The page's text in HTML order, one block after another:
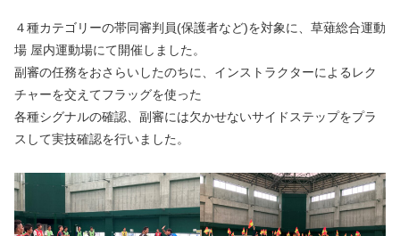
４種カテゴリーの帯同審判員(保護者など)を対象に、草薙総合運動
場 屋内運動場にて開催しました。
副審の任務をおさらいしたのちに、インストラクターによるレク
チャーを交えてフラッグを使った
各種シグナルの確認、副審には欠かせないサイドステップをプラ
スして実技確認を行いました。